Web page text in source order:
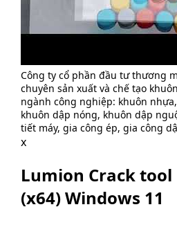
Công ty cổ phần đầu tư thương
chuyên sản xuất và chế tạo
ngành công nghiệp: khuôn
khuôn dập nóng, khuôn dập
tiết máy, gia công ép, gia công
x
Lumion Crack
(x64) Windows 11